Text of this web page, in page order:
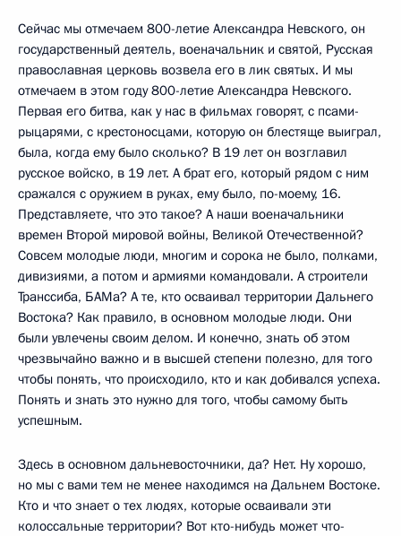
Сейчас мы отмечаем 800-летие Александра Невского, он
государственный деятель, военачальник и святой, Русская
православная церковь возвела его в лик святых. И мы
отмечаем в этом году 800-летие Александра Невского.
Первая его битва, как у нас в фильмах говорят, с псами-
рыцарями, с крестоносцами, которую он блестяще выиграл,
была, когда ему было сколько? В 19 лет он возглавил
русское войско, в 19 лет. А брат его, который рядом с ним
сражался с оружием в руках, ему было, по-моему, 16.
Представляете, что это такое? А наши военачальники
времен Второй мировой войны, Великой Отечественной?
Совсем молодые люди, многим и сорока не было, полками,
дивизиями, а потом и армиями командовали. А строители
Транссиба, БАМа? А те, кто осваивал территории Дальнего
Востока? Как правило, в основном молодые люди. Они
были увлечены своим делом. И конечно, знать об этом
чрезвычайно важно и в высшей степени полезно, для того
чтобы понять, что происходило, кто и как добивался успеха.
Понять и знать это нужно для того, чтобы самому быть
успешным.
Здесь в основном дальневосточники, да? Нет. Ну хорошо,
но мы с вами тем не менее находимся на Дальнем Востоке.
Кто и что знает о тех людях, которые осваивали эти
колоссальные территории? Вот кто-нибудь может что-